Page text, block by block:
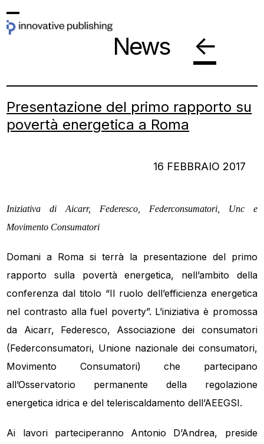
toOpen
Close
News ←
Presentazione del primo rapporto su
povertà energetica a Roma
16 FEBBRAIO 2017
Iniziativa diAicarr, Federesco, Federconsumatori, Unc e
Movimento Consumatori
Domani a Roma si terrà la presentazione del primo
rapporto sulla povertà energetica, nell’ambito della
conferenza dal titolo “Il ruolo dell’efficienza energetica
nel contrasto alla fuel poverty”. L’iniziativa è promossa
da Aicarr, Federesco, Associazione dei consumatori
(Federconsumatori, Unione nazionale dei consumatori,
Movimento Consumatori) che partecipano
all’Osservatorio permanente della regolazione
energetica idrica e del teleriscaldamento dell’AEEGSI.
Ai lavori parteciperanno Antonio D’Andrea, preside